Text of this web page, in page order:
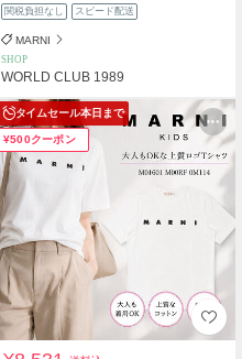
関税負担なし スピード配送
MARNI
SHOP
WORLD CLUB 1989
タイムセール本日まで
¥500クーポン